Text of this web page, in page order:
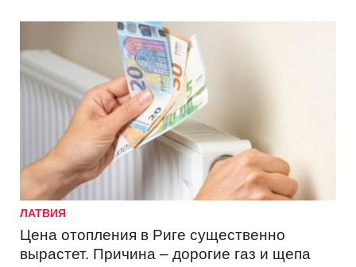
ЛАТВИЯ
Цена отопления в Риге существенно
вырастет. Причина – дорогие газ и щепа